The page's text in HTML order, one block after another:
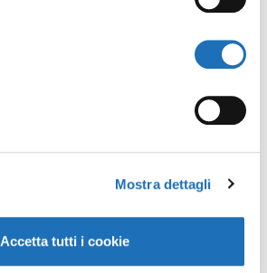
Mostra dettagli
Accetta tutti i cookie